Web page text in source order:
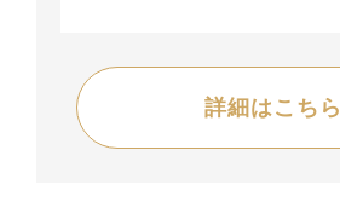
詳細はこちら